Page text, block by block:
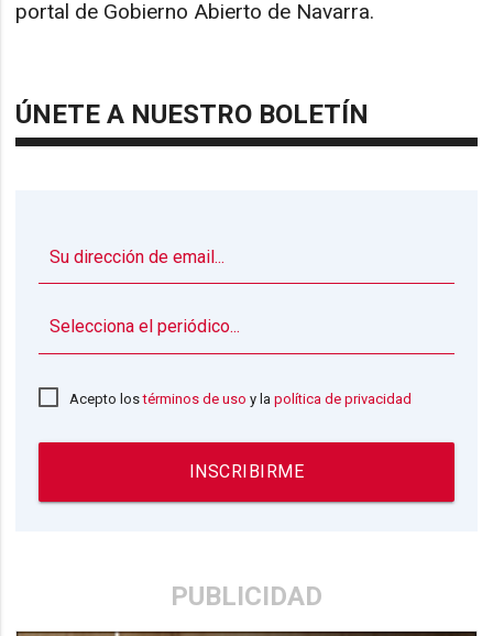
portal de Gobierno Abierto de Navarra.
ÚNETE A NUESTRO BOLETÍN
Acepto lostérminos de uso y lapolítica de privacidad
INSCRIBIRME
PUBLICIDAD